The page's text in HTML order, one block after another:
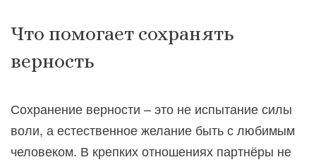
Что помогает сохранять
верность
Сохранение верности – это не испытание силы
воли, а естественное желание быть с любимым
человеком. В крепких отношениях партнёры не